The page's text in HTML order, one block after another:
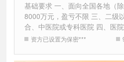
基础要求 一、面向全国各地（
8000万元，盈亏不限 三、二级
合、中医院或专科医院 四、医
资方已设置为保密***